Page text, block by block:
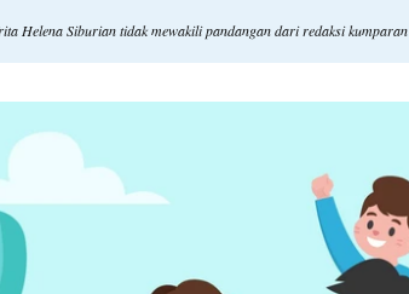
Helena Siburian tidak mewakili pandangan dari redaksi kumparan